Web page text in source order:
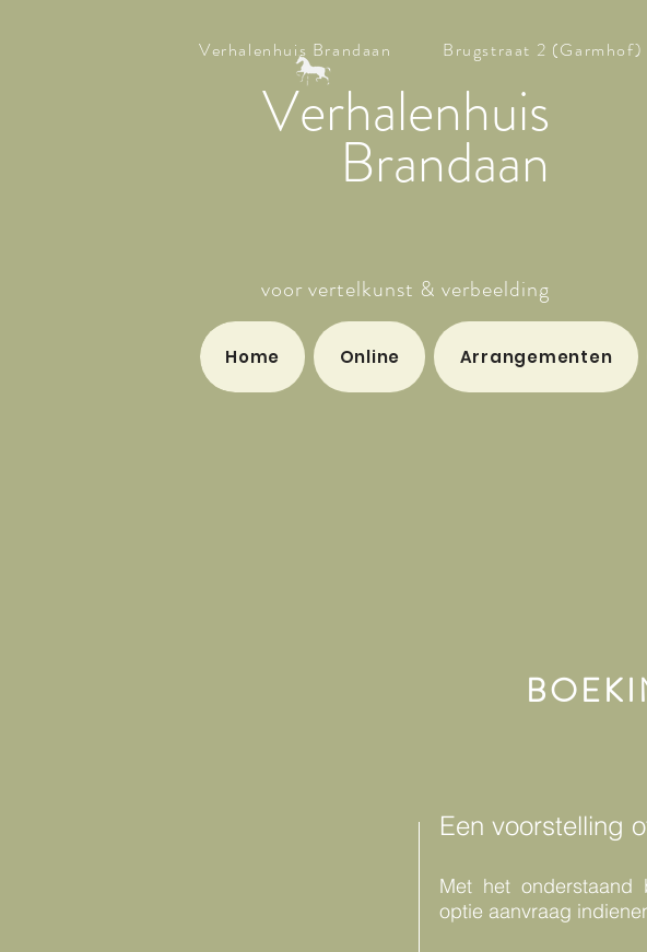
Verhalenhuis Brandaan Brugstraat 2
Verhalenhuis
Brandaan
voor vertelkunst & verbeelding
Home Online Arrangementen
Een voorstelling
Met het onderstaand
optie aanvraag